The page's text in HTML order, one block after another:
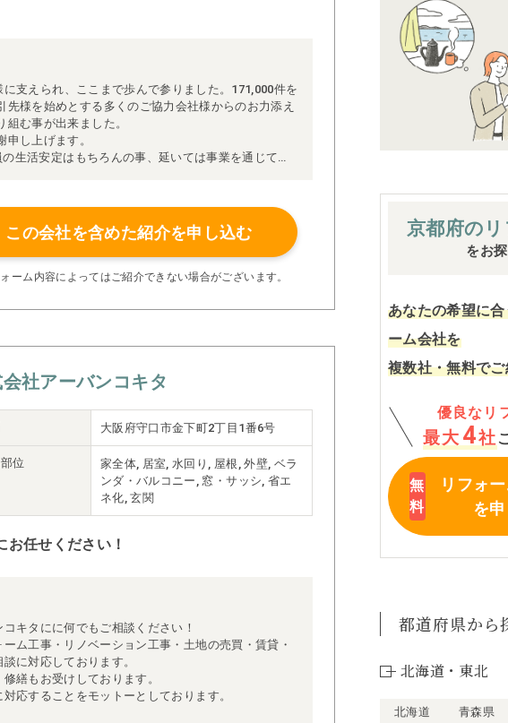
支えられ、ここまで歩んで参りました。171,000件を
様を始めとする多くのご協力会社様からのお力添え
む事が出来ました。
し上げます。
生活安定はもちろんの事、延いては事業を通じて社
本経済を支え、人々を豊かにし、行く行くは国の発
しまず続けて参ります。
この会社を含めた紹介を申し込む
ーム内容によってはご紹介できない場合がございます。
社アーバンコキタ
大阪府守口市金下町2丁目1番6号
位
家全体, 居室, 水回り, 屋根, 外壁, ベラ
ンダ・バルコニー, 窓・サッシ, 省エ
ネ化, 玄関
任せください！
キタにに何でもご相談ください！
ム工事・リノベーション工事・土地の売買・賃貸・
に対応しております。
繕もお受けしております。
応することをモットーとしております。
京都府の
をお
あなたの希望に
ーム会社を
複数社・無料で
優良なリ
最大 4社
リフォ
を
都道府県から
北海道・東北
北海道 青森県